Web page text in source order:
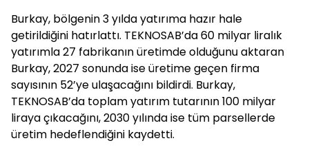
Burkay, bölgenin 3 yılda yatırıma hazır hale
getirildiğini hatırlattı. TEKNOSAB’da 60 milyar liralık
yatırımla 27 fabrikanın üretimde olduğunu aktaran
Burkay, 2027 sonunda ise üretime geçen firma
sayısının 52’ye ulaşacağını bildirdi. Burkay,
TEKNOSAB’da toplam yatırım tutarının 100 milyar
liraya çıkacağını, 2030 yılında ise tüm parsellerde
üretim hedeflendiğini kaydetti.